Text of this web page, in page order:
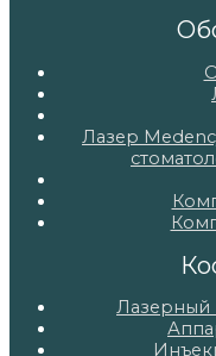
Лазер
Лазерный